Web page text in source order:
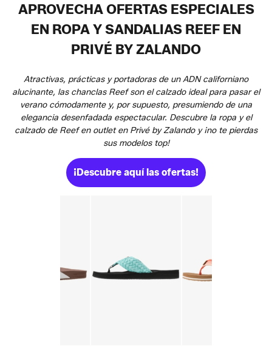
APROVECHA OFERTAS ESPECIALES
EN ROPA Y SANDALIAS REEF EN
PRIVÉ BY ZALANDO
Atractivas, prácticas y portadoras de un ADN californiano
alucinante, las chanclas Reef son el calzado ideal para pasar el
verano cómodamente y, por supuesto, presumiendo de una
elegancia desenfadada espectacular. Descubre la ropa y el
calzado de Reef en outlet en Privé by Zalando y ¡no te pierdas
sus modelos top!
¡Descubre aquí las ofertas!